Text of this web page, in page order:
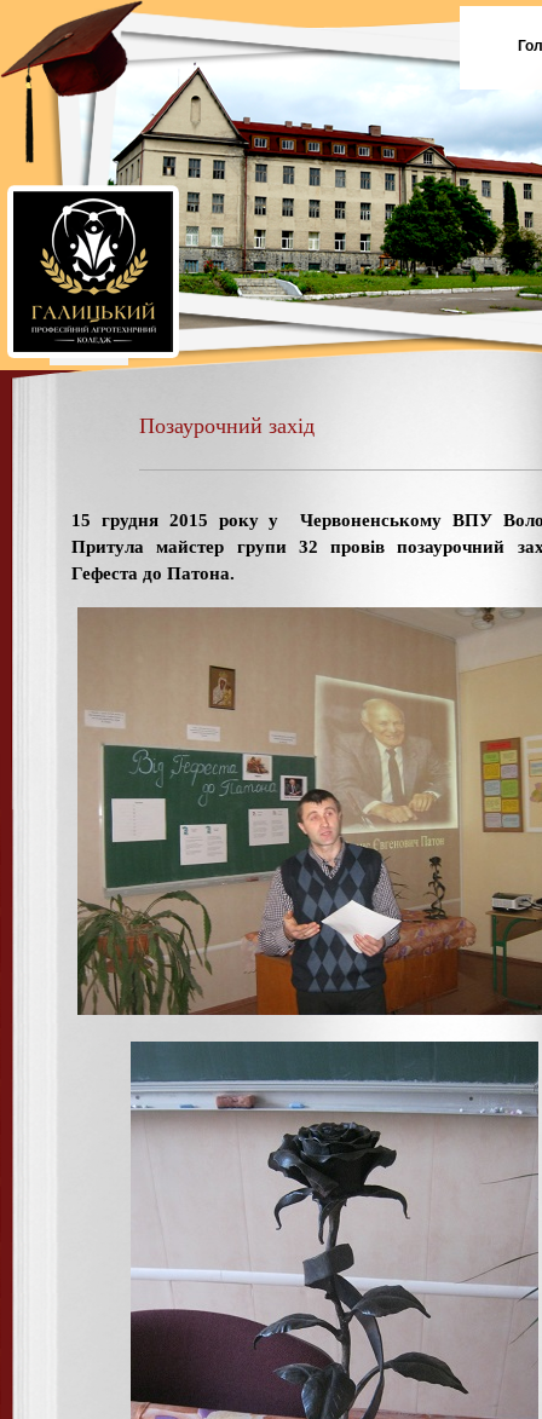
Позаурочний захід
15 грудня 2015 року у Червоненському ВПУ
Притула майстер групи 32 провів позаурочний
Гефеста до Патона.